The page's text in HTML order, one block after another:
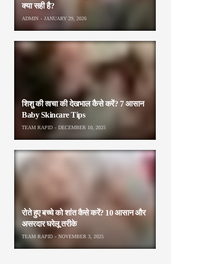
क्या सही है?
ADMIN JANUARY 29, 2026
शिशु की त्वचा की देखभाल कैसे करें? 7 आसान
Baby Skincare Tips
TEAM RAPID DECEMBER 10, 2025
रोते हुए बच्चे को शांत कैसे करें? 10 आसान और
असरदार घरेलू तरीके
TEAM RAPID NOVEMBER 3, 2025